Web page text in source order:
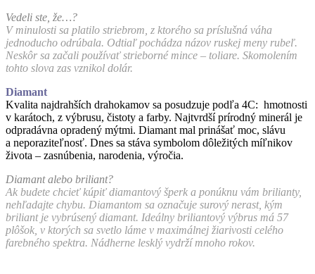
Vedeli ste, že…?
V minulosti sa platilo striebrom, z ktorého sa príslušná váha
jednoducho odrúbala. Odtiaľ pochádza názov ruskej meny rubeľ.
Neskôr sa začali používať strieborné mince – toliare. Skomolením
tohto slova zas vznikol dolár.
Diamant
Kvalita najdrahších drahokamov sa posudzuje podľa 4C: hmotnosti
v karátoch, z výbrusu, čistoty a farby. Najtvrdší prírodný minerál je
odpradávna opradený mýtmi. Diamant mal prinášať moc, slávu
a neporaziteľnosť. Dnes sa stáva symbolom dôležitých míľnikov
života – zasnúbenia, narodenia, výročia.
Diamant alebo briliant?
Ak budete chcieť kúpiť diamantový šperk a ponúknu vám brilianty,
nehľadajte chybu. Diamantom sa označuje surový nerast, kým
briliant je vybrúsený diamant. Ideálny briliantový výbrus má 57
plôšok, v ktorých sa svetlo láme v maximálnej žiarivosti celého
farebného spektra. Nádherne lesklý vydrží mnoho rokov.